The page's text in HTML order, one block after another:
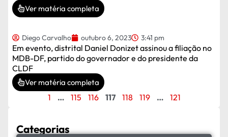
Ver matéria completa
Diego Carvalho outubro 6, 2023 3:41 pm
Em evento, distrital Daniel Donizet assinou a filiação no
MDB-DF, partido do governador e do presidente da
CLDF
Ver matéria completa
1 … 115 116 117 118 119 … 121
Categorias